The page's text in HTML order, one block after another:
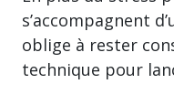
s’accompagnent
oblige à rester
technique pour